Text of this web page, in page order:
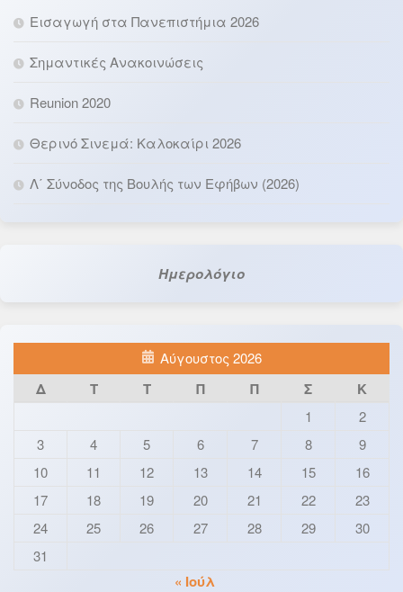
Εισαγωγή στα Πανεπιστήμια 2026
Σημαντικές Ανακοινώσεις
Reunion 2020
Θερινό Σινεμά: Καλοκαίρι 2026
Λ΄ Σύνοδος της Βουλής των Εφήβων (2026)
Ημερολόγιο
Αύγουστος 2026
Δ Τ Τ Π Π Σ Κ
1
2
3
4 5 6 7 8
9
10
11 12 13 14 15
16
17
18 19 20 21 22
23
24
25 26 27 28 29
30
31
« Ιούλ